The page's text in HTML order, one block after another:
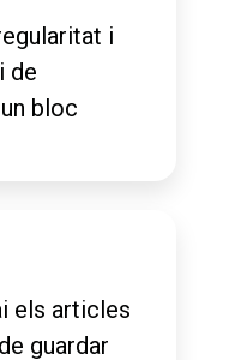
i
de
bloc
els articles
guardar